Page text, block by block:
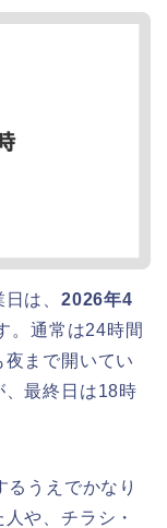
日は、2026年4
。通常は24時間
まで開いてい
、最終日は18時
うえでかなり
や、チラシ・